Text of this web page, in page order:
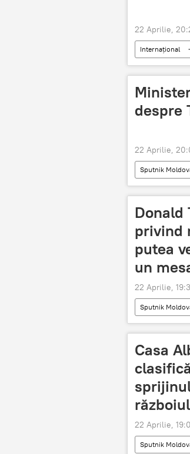
22 Aprilie,
Internațional
despre
22 Aprilie,
Sputnik
Donald
privind
putea
un
22 Aprilie,
Sputnik
Casa
22 Aprilie,
Sputnik